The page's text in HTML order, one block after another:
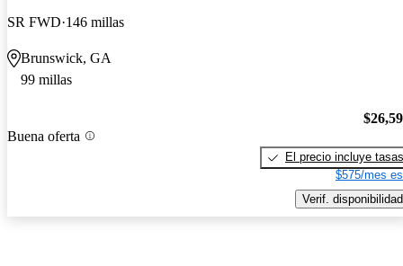
SR FWD 146 millas
Brunswick, GA
99 millas
Buena oferta
El precio incluye tasas
$575/mes
Verif. disponibilidad